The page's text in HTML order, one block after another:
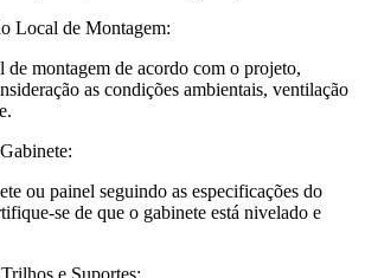
Local de Montagem:
de montagem de acordo com o projeto,
as condições ambientais, ventilação
ou painel seguindo as especificações do
se de que o gabinete está nivelado e